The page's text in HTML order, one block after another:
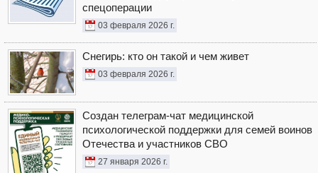
спецоперации
03 февраля 2026 г.
Снегирь: кто он такой и чем живет
03 февраля 2026 г.
Создан телеграм-чат медицинской
психологической поддержки для семей воинов
Отечества и участников СВО
27 января 2026 г.